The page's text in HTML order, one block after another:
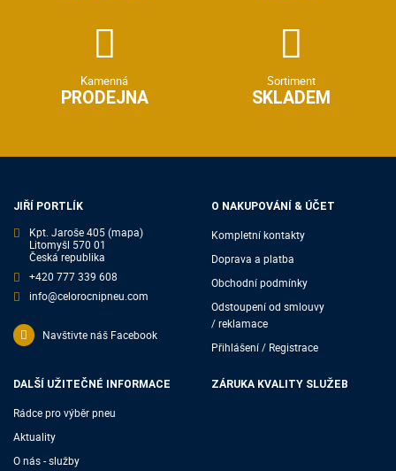
Kamenná
PRODEJNA
Sortiment
SKLADEM
JIŘÍ PORTLÍK
Kpt. Jaroše 405(mapa)
Litomyšl 570 01
Česká republika
+420 777 339 608
info@celorocnipneu.com
Navštivte náš Facebook
O NAKUPOVÁNÍ & ÚČET
Kompletní kontakty
Doprava a platba
Obchodní podmínky
Odstoupení od smlouvy
/ reklamace
Přihlášení / Registrace
DALŠÍ UŽITEČNÉ INFORMACE
Rádce pro výběr pneu
Aktuality
O nás - služby
ZÁRUKA KVALITY SLUŽEB